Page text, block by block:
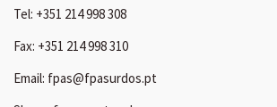
Tel: +351 214 998 308
Fax: +351 214 998 310
Email: fpas@fpasurdos.pt